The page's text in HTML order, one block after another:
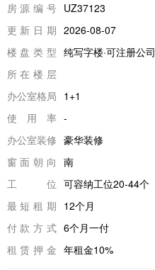
房源编号 UZ37123
更新日期 2026-08-07
楼盘类型 纯写字楼·可注册公司
所在楼层
办公室格局 1+1
使用率 -
办公室装修 豪华装修
窗面朝向 南
工位 可容纳工位20-44个
最短租期 12个月
付款方式 6个月一付
租赁押金 年租金10%